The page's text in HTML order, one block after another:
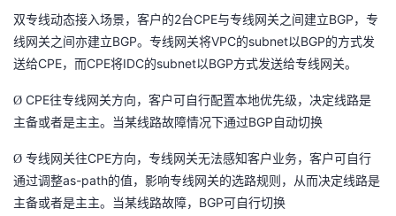
双专线动态接入场景，客户的2台CPE与专线网关之间建立BGP ，专
线网关之间亦建立BGP。专线网关将VPC的subnet以BGP的方式发
送给CPE，而CPE将IDC的subnet以BGP方式发送给专线网关。
Ø CPE往专线网关方向，客户可自行配置本地优先级，决定线路是
主备或者是主主。当某线路故障情况下通过BGP 自动切换
Ø 专线网关往CPE方向，专线网关无法感知客户业务，客户可自行
通过调整as-path的值，影响专线网关的选路规则，从而决定线路是
主备或者是主主。当某线路故障， BGP 可自行切换